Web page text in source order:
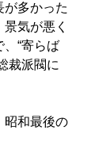
が多かった
気が悪く
“寄らば
裁派閥に
和最後の